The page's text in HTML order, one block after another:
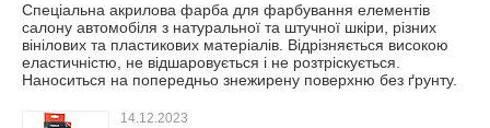
Спеціальна акрилова фарба для фарбування елементів
салону автомобіля з натуральної та штучної шкіри, різних
вінілових та пластикових матеріалів. Відрізняється високою
еластичністю, не відшаровується і не розтріскується.
Наноситься на попередньо знежирену поверхню без ґрунту.
14.12.2023